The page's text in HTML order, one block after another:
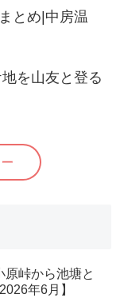
とめ|中房温
を山友と登る
原峠から池塘と
年6月】